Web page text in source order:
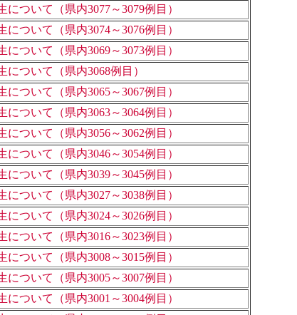
ついて（県内3077～3079例目）
ついて（県内3074～3076例目）
ついて（県内3069～3073例目）
ついて（県内3068例目）
ついて（県内3065～3067例目）
ついて（県内3063～3064例目）
ついて（県内3056～3062例目）
ついて（県内3046～3054例目）
ついて（県内3039～3045例目）
ついて（県内3027～3038例目）
ついて（県内3024～3026例目）
ついて（県内3016～3023例目）
ついて（県内3008～3015例目）
ついて（県内3005～3007例目）
ついて（県内3001～3004例目）